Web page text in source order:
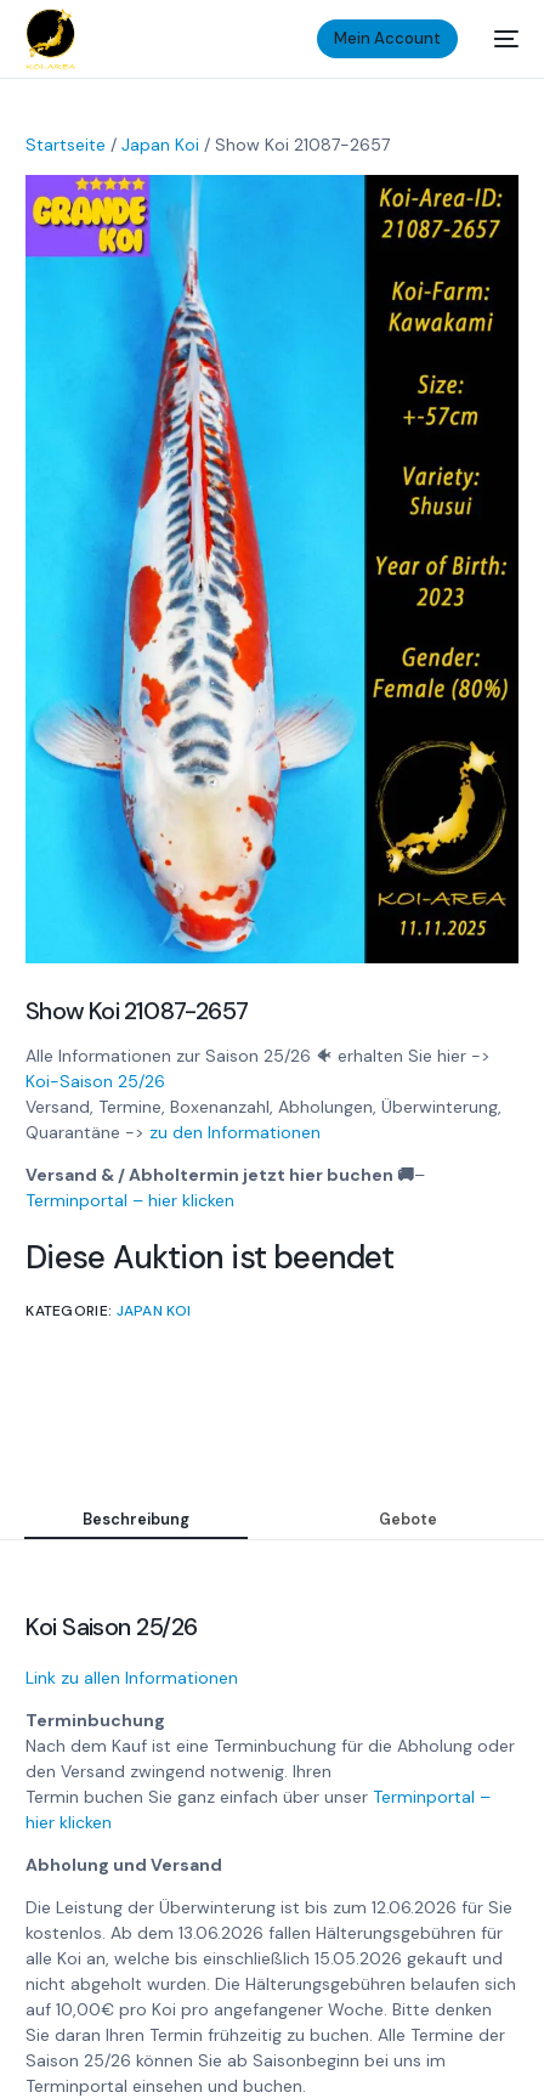
Mein Account
Startseite /Japan Koi / Show Koi 21087-2657
Show Koi 21087-2657
Alle Informationen zur Saison 25/26 🐠 erhalten Sie hier ->
Koi-Saison 25/26
Versand, Termine, Boxenanzahl, Abholungen, Überwinterung,
Quarantäne -> zu den Informationen
Versand & / Abholtermin jetzt hier buchen 🚚–
Terminportal – hier klicken
Diese Auktion ist beendet
KATEGORIE: JAPAN KOI
Beschreibung Gebote
Koi Saison 25/26
Link zu allen Informationen
Terminbuchung
Nach dem Kauf ist eine Terminbuchung für die Abholung oder
den Versand zwingend notwenig. Ihren
Termin buchen Sie ganz einfach über unserTerminportal –
hier klicken
Abholung und Versand
Die Leistung der Überwinterung ist bis zum 12.06.2026 für Sie
kostenlos. Ab dem 13.06.2026 fallen Hälterungsgebühren für
alle Koi an, welche bis einschließlich 15.05.2026 gekauft und
nicht abgeholt wurden. Die Hälterungsgebühren belaufen sich
auf 10,00€ pro Koi pro angefangener Woche. Bitte denken
Sie daran Ihren Termin frühzeitig zu buchen. Alle Termine der
Saison 25/26 können Sie ab Saisonbeginn bei uns im
Terminportal einsehen und buchen.